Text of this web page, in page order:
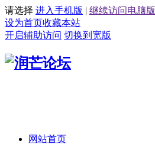
请选择 进入手机版 | 继续访问电脑版
设为首页收藏本站
开启辅助访问 切换到宽版
网站首页